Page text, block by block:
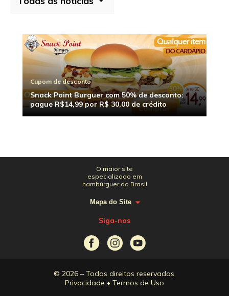
Cupom de desconto
Snack Point Burguer com 50% de desconto:
pague R$14,99 por R$ 30,00 de crédito
O maior site
especializado em
hambúrguer do Brasil
Mapa do Site
Siga-nos
© 2026 – Todos direitos reservados.
Privacidade • Termos de Uso